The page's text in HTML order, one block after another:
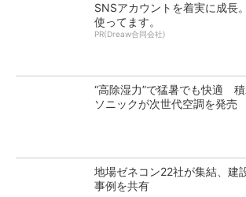
SNSアカウントを着実に成長
使ってます。
PR(Dreaw合同会社)
“高除湿力”で猛暑でも快適
ソニックが次世代空調を発売
地場ゼネコン22社が集結、建
事例を共有